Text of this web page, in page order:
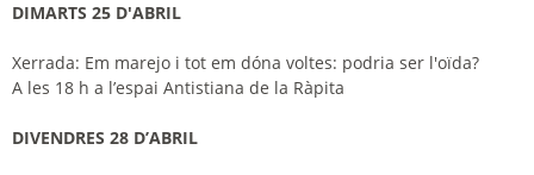
DIMARTS 25 D'ABRIL
Xerrada: Em marejo i tot em dóna voltes: podria ser l'oïda?
A les 18 h a l’espai Antistiana de la Ràpita
DIVENDRES 28 D’ABRIL